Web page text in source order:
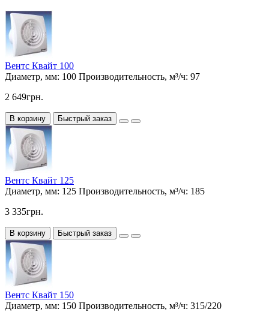
Вентс Квайт 100
Диаметр, мм: 100 Производительность, м³/ч: 97
2 649грн.
В корзину Быстрый заказ
Вентс Квайт 125
Диаметр, мм: 125 Производительность, м³/ч: 185
3 335грн.
В корзину Быстрый заказ
Вентс Квайт 150
Диаметр, мм: 150 Производительность, м³/ч: 315/220